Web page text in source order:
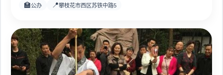
🏫公办 📍攀枝花市西区苏铁中路5